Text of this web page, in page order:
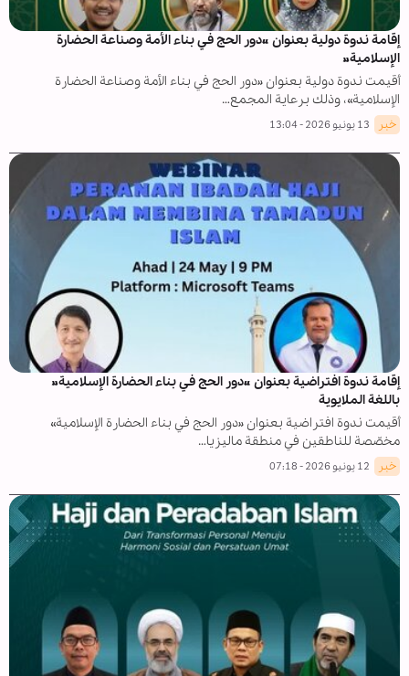
إقامة ندوة دولية بعنوان «دور الحج في بناء الأمة وصناعة الحضارة
الإسلامية»
أقيمت ندوة دولية بعنوان «دور الحج في بناء الأمة وصناعة الحضارة
الإسلامية»، وذلك برعاية المجمع…
خبر 13 يونيو 2026 - 13:04
إقامة ندوة افتراضية بعنوان «دور الحج في بناء الحضارة الإسلامية»
باللغة الملايوية
أقيمت ندوة افتراضية بعنوان «دور الحج في بناء الحضارة الإسلامية»
مخصّصة للناطقين في منطقة ماليزيا…
خبر 12 يونيو 2026 - 07:18